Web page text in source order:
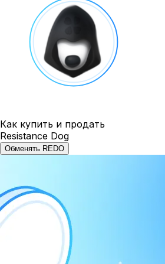
Как купить и продать
Resistance Dog
Обменять REDO